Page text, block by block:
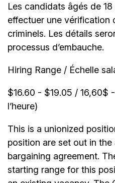
Les candidats âgés de
effectuer une vérification
criminels. Les détails
processus d’embauche.
Hiring Range / Échelle
$16.60 - $19.05 / 16,60$
l’heure)
This is a unionized
position are set out in
bargaining agreement.
starting range for this